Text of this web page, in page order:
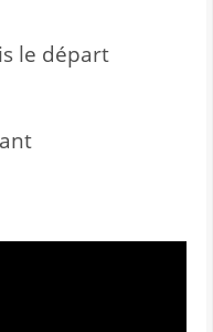
le départ